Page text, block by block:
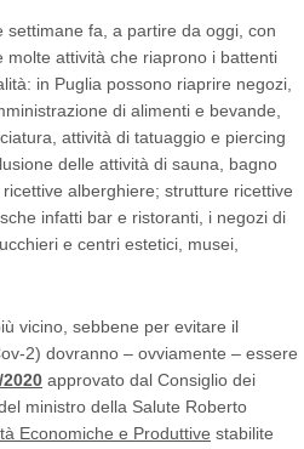
fa, a partire da oggi, con
molte attività che riaprono i battenti
in Puglia possono riaprire negozi,
di alimenti e bevande,
attività di tatuaggio e piercing
delle attività di sauna, bagno
alberghiere; strutture ricettive
infatti bar e ristoranti, i negozi di
e centri estetici, musei,
vicino, sebbene per evitare il
2) dovranno – ovviamente – essere
approvato dal Consiglio dei
ministro della Salute Roberto
Economiche e Produttive stabilite